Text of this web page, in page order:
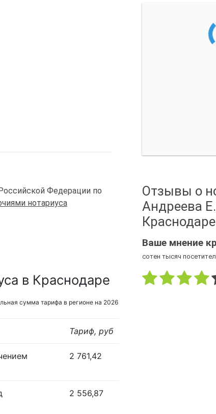
Федерации по
нотариуса
в Краснодаре
сумма тарифа в регионе на 2026
Тариф, руб
2 761,42
2 556,87
Отзывы о
Андреева
Краснодаре
Ваше мнение
сотен тысяч